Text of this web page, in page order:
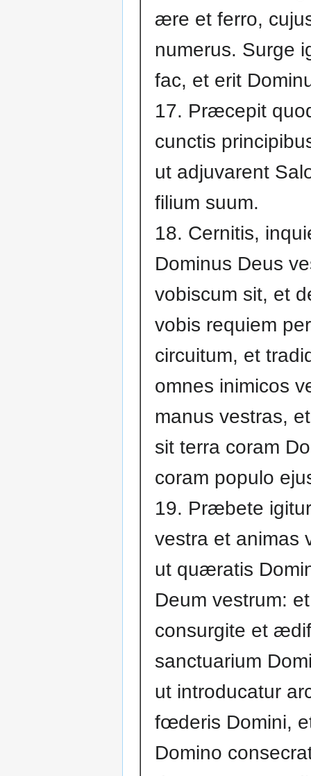
ære et ferro,
numerus. Surge
fac, et erit
17. Præcepit
cunctis
ut adjuvarent
filium suum.
18. Cernitis,
Dominus Deus
vobiscum sit, et
vobis requiem per
circuitum, et
omnes inimicos
manus vestras,
sit terra coram
coram populo
19. Præbete
vestra et animas
ut quæratis
Deum vestrum: et
consurgite et
sanctuarium
ut introducatur
fœderis Domini,
Domino